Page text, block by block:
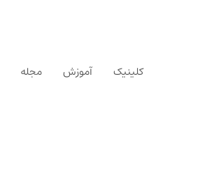
کلینیک آموزش مجله